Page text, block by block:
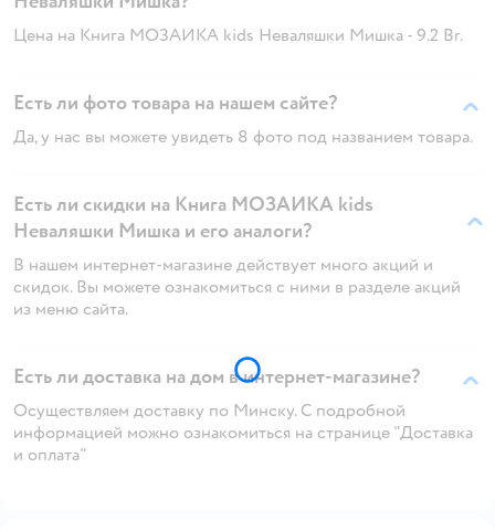
Цена на Книга МОЗАИКА kids Неваляшки Мишка - 9.2 Br.
Есть ли фото товара на нашем сайте?
Да, у нас вы можете увидеть 8 фото под названием товара.
Есть ли скидки на Книга МОЗАИКА kids
Неваляшки Мишка и его аналоги?
В нашем интернет-магазине действует много акций и
скидок. Вы можете ознакомиться с ними в разделе акций
из меню сайта.
Есть ли доставка на дом в интернет-магазине?
Осуществляем доставку по Минску. С подробной
информацией можно ознакомиться на странице "Доставка
и оплата"